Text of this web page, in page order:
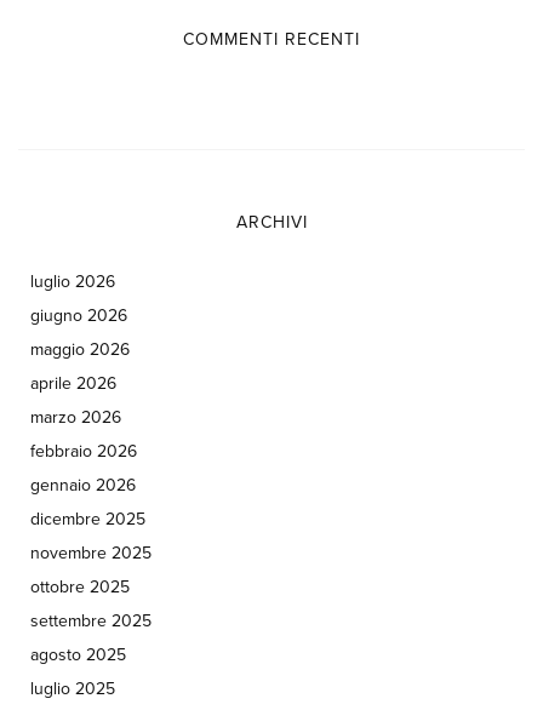
COMMENTI RECENTI
ARCHIVI
luglio 2026
giugno 2026
maggio 2026
aprile 2026
marzo 2026
febbraio 2026
gennaio 2026
dicembre 2025
novembre 2025
ottobre 2025
settembre 2025
agosto 2025
luglio 2025